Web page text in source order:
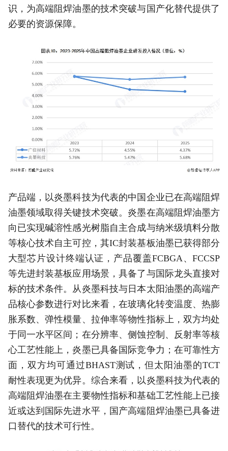
识，为高端阻焊油墨的技术突破与国产化替代提供了
必要的资源保障。
产品端，以炎墨科技为代表的中国企业已在高端阻焊
油墨领域取得关键技术突破。炎墨在高端阻焊油墨方
向已实现碱溶性感光树脂自主合成与纳米级填料分散
等核心技术自主可控，其IC封装基板油墨已获得部分
大型芯片设计终端认证，产品覆盖FCBGA、FCCSP
等先进封装基板应用场景，具备了与国际龙头直接对
标的技术条件。从炎墨科技与日本太阳油墨的高端产
品核心参数进行对比来看，在玻璃化转变温度、热膨
胀系数、弹性模量、拉伸率等物性指标上，双方均处
于同一水平区间；在分辨率、侧蚀控制、反射率等核
心工艺性能上，炎墨已具备国际竞争力；在可靠性方
面，双方均可通过BHAST测试，但太阳油墨的TCT
耐性表现更为优异。综合来看，以炎墨科技为代表的
高端阻焊油墨在主要物性指标和基础工艺性能上已接
近或达到国际先进水平，国产高端阻焊油墨已具备进
口替代的技术可行性。